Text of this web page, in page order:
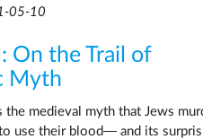
05-10
On the Trail of
Myth
the medieval myth that Jews
use their blood— and its